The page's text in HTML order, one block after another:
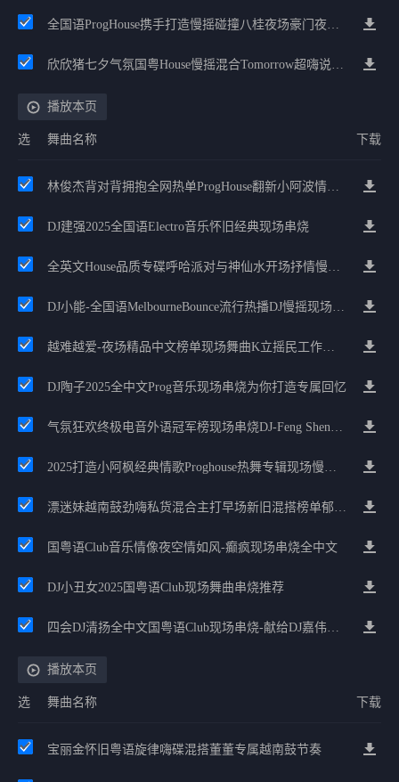
全国语ProgHouse携手打造慢摇碰撞八桂夜场豪门夜宴气氛小串
欣欣猪七夕气氛国粤House慢摇混合Tomorrow超嗨说唱英文House气氛
播放本页
选 舞曲名称 下载
林俊杰背对背拥抱全网热单ProgHouse翻新小阿波情感理由串烧
DJ建强2025全国语Electro音乐怀旧经典现场串烧
全英文House品质专碟呼哈派对与神仙水开场抒情慢嗨串烧
DJ小能-全国语MelbourneBounce流行热播DJ慢摇现场舞曲串烧
越难越爱-夜场精品中文榜单现场舞曲K立摇民工作室串烧
DJ陶子2025全中文Prog音乐现场串烧为你打造专属回忆
气氛狂欢终极电音外语冠军榜现场串烧DJ-Feng Sheng权仔2025
2025打造小阿枫经典情歌Proghouse热舞专辑现场慢摇串烧
漂迷妹越南鼓劲嗨私货混合主打早场新旧混搭榜单郁南英文House
国粤语Club音乐情像夜空情如风-癫疯现场串烧全中文
DJ小丑女2025国粤语Club现场舞曲串烧推荐
四会DJ清扬全中文国粤语Club现场串烧-献给DJ嘉伟生日
播放本页
选 舞曲名称 下载
宝丽金怀旧粤语旋律嗨碟混搭董董专属越南鼓节奏